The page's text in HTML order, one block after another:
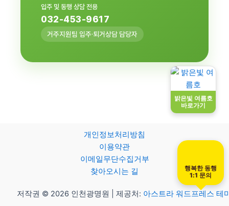
밝은빛 여름호
바로가기
입주 및 동행 상담 전용
032-453-9617
거주지원팀 입주·퇴거상담 담당자
개인정보처리방침
이용약관
이메일무단수집거부
찾아오시는 길
저작권 © 2026 인천광명원 | 제공처: 아스트라 워드프레스 테
행복한 동행
1:1 문의